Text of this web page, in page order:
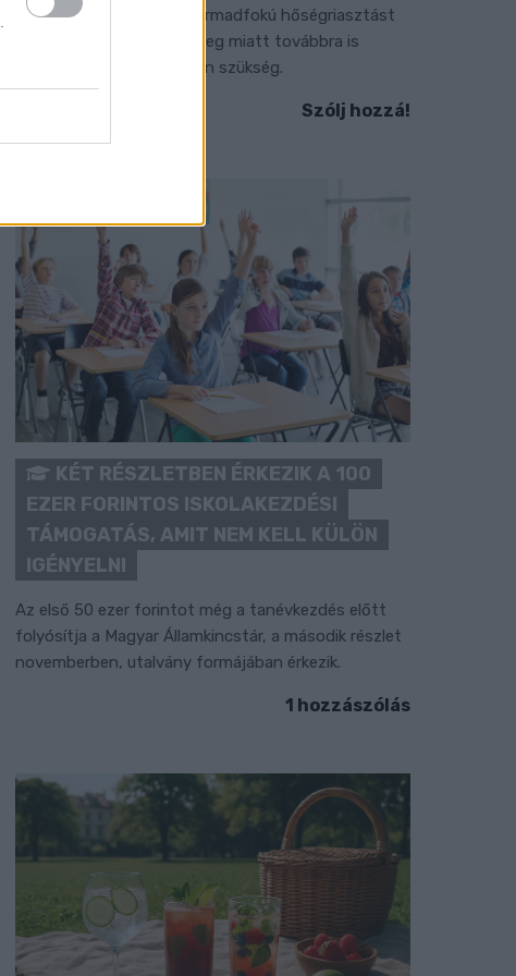
A július vége óta tartó harmadfokú hőségriasztást
mérséklik, de a tartós meleg miatt továbbra is
fokozott óvatosságra van szükség.
Szólj hozzá!
KÉT RÉSZLETBEN ÉRKEZIK A 100
EZER FORINTOS ISKOLAKEZDÉSI
TÁMOGATÁS, AMIT NEM KELL KÜLÖN
IGÉNYELNI
Az első 50 ezer forintot még a tanévkezdés előtt
folyósítja a Magyar Államkincstár, a második részlet
novemberben, utalvány formájában érkezik.
1 hozzászólás